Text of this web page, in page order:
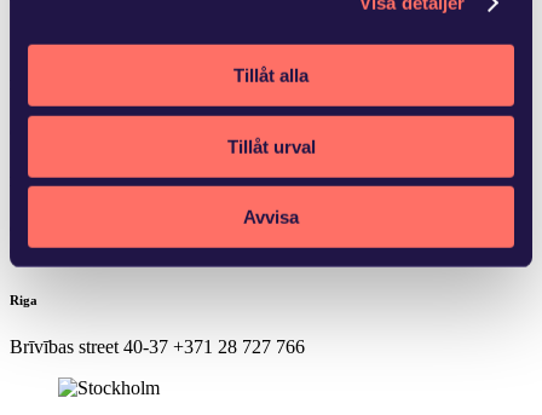
Tillåt alla
Tillåt urval
Avvisa
+46 11 12 92 00
Nyköping
611 35 Nyköping +46 11 12 92 00
Riga
Brīvības street 40-37 +371 28 727 766